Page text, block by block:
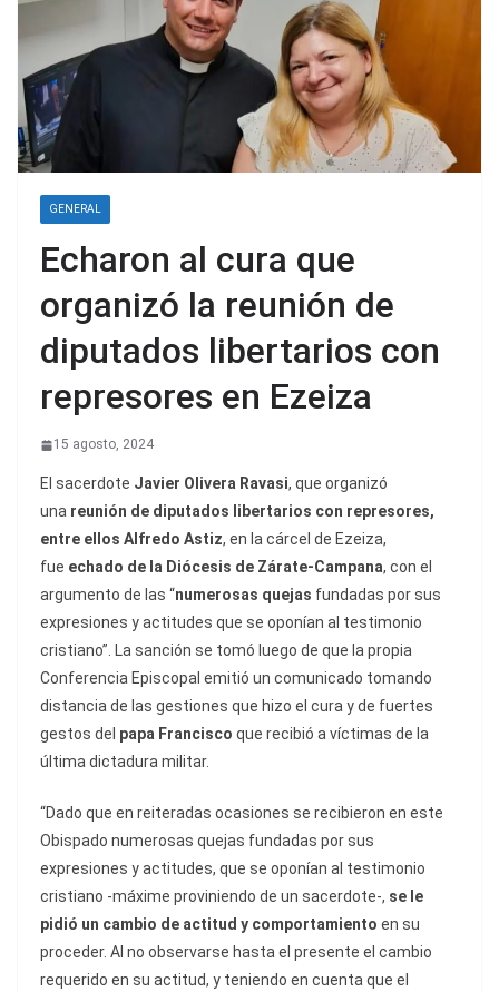
GENERAL
Echaron al cura que
organizó la reunión de
diputados libertarios con
represores en Ezeiza
15 agosto, 2024
El sacerdote Javier Olivera Ravasi, que organizó
una reunión de diputados libertarios con represores,
entre ellos Alfredo Astiz, en la cárcel de Ezeiza,
fue echado de la Diócesis de Zárate-Campana, con el
argumento de las “numerosas quejas fundadas por sus
expresiones y actitudes que se oponían al testimonio
cristiano”. La sanción se tomó luego de que la propia
Conferencia Episcopal emitió un comunicado tomando
distancia de las gestiones que hizo el cura y de fuertes
gestos del papa Francisco que recibió a víctimas de la
última dictadura militar.
“Dado que en reiteradas ocasiones se recibieron en este
Obispado numerosas quejas fundadas por sus
expresiones y actitudes, que se oponían al testimonio
cristiano -máxime proviniendo de un sacerdote-, se le
pidió un cambio de actitud y comportamiento en su
proceder. Al no observarse hasta el presente el cambio
requerido en su actitud, y teniendo en cuenta que el